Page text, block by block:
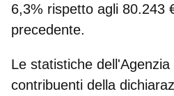
6,3% rispetto agli 80.243
precedente.
Le statistiche
contribuenti della